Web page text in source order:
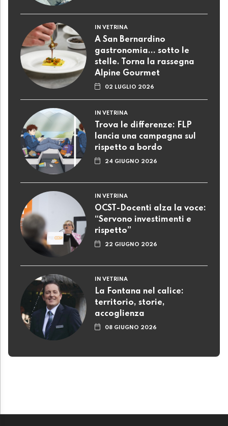
IN VETRINA
A San Bernardino
gastronomia... sotto le
stelle. Torna la rassegna
Alpine Gourmet
02 LUGLIO 2026
IN VETRINA
Trova le differenze: FLP
lancia una campagna sul
rispetto a bordo
24 GIUGNO 2026
IN VETRINA
OCST-Docenti alza la voce:
“Servono investimenti e
rispetto”
22 GIUGNO 2026
IN VETRINA
La Fontana nel calice:
territorio, storie,
accoglienza
08 GIUGNO 2026